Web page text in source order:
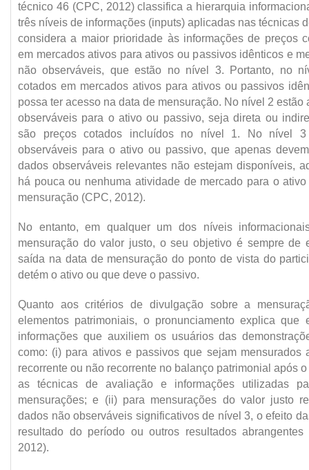
técnico 46 (CPC, 2012) classifica a hierarquia
três níveis de informações (inputs) aplicadas nas técnicas
considera a maior prioridade às informações de preços
em mercados ativos para ativos ou passivos idênticos e
não observáveis, que estão no nível 3. Portanto, no
cotados em mercados ativos para ativos ou passivos
possa ter acesso na data de mensuração. No nível 2 estão
observáveis para o ativo ou passivo, seja direta ou
são preços cotados incluídos no nível 1. No nível
observáveis para o ativo ou passivo, que apenas
dados observáveis relevantes não estejam disponíveis,
há pouca ou nenhuma atividade de mercado para o
mensuração (CPC, 2012).
No entanto, em qualquer um dos níveis
mensuração do valor justo, o seu objetivo é sempre de
saída na data de mensuração do ponto de vista do
detém o ativo ou que deve o passivo.
Quanto aos critérios de divulgação sobre a
elementos patrimoniais, o pronunciamento explica que
informações que auxiliem os usuários das
como: (i) para ativos e passivos que sejam mensurados
recorrente ou não recorrente no balanço patrimonial após
as técnicas de avaliação e informações utilizadas
mensurações; e (ii) para mensurações do valor justo
dados não observáveis significativos de nível 3, o efeito
resultado do período ou outros resultados
2012).